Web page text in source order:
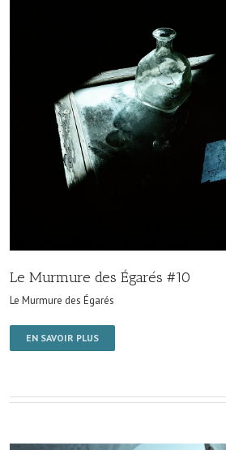
Le Murmure des Égarés #10
Le Murmure des Égarés
EN SAVOIR PLUS